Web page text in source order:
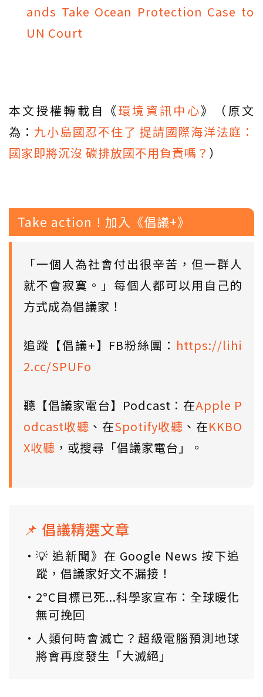
ands Take Ocean Protection Case to
UN Court
本文授權轉載自《環境資訊中心》（原文
為： 九小島國忍不住了 提請國際海洋法庭：
國家即將沉沒 碳排放國不用負責嗎？ ）
Take action！加入《倡議+》
「一個人為社會付出很辛苦，但一群人
就不會寂寞。」每個人都可以用自己的
方式成為倡議家！
追蹤【倡議+】FB粉絲團： https://lihi
2.cc/SPUFo
聽【倡議家電台】Podcast：在Apple P
odcast收聽 、在Spotify收聽 、在KKBO
X收聽 ，或搜尋「倡議家電台」。
📌 倡議精選文章
💡 追新聞》在 Google News 按下追
蹤，倡議家好文不漏接！
2°C目標已死...科學家宣布：全球暖化
無可挽回
人類何時會滅亡？超級電腦預測地球
將會再度發生「大滅絕」